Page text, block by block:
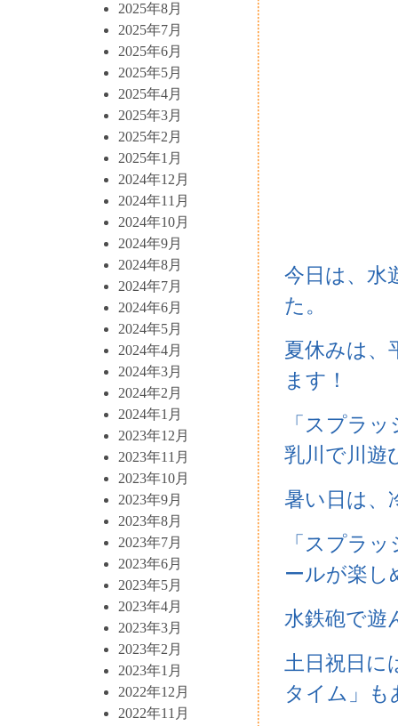
2025年8月
2025年7月
2025年6月
2025年5月
2025年4月
2025年3月
2025年2月
2025年1月
2024年12月
2024年11月
2024年10月
2024年9月
2024年8月
2024年7月
2024年6月
2024年5月
2024年4月
2024年3月
2024年2月
2024年1月
2023年12月
2023年11月
2023年10月
2023年9月
2023年8月
2023年7月
2023年6月
2023年5月
2023年4月
2023年3月
2023年2月
2023年1月
2022年12月
2022年11月
今日は、水
た。
夏休みは、
ます！
「スプラ
乳川で川遊
暑い日は、
「スプラ
ールが楽し
水鉄砲で
土日祝日に
タイム」も